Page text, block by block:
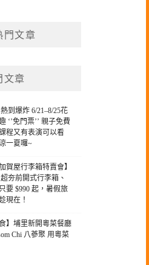
門文章
文章
到爆炸 6/21–8/25花
‘’免門票’’ 親子免費
程又有表演可以看
一夏囉~
賀屋行李箱特賣會】
夯前開式行李箱、
要 $990 起，暑假旅
現在！
】埔里新開粵菜餐廳
Chi 八蔘聚 用粵菜